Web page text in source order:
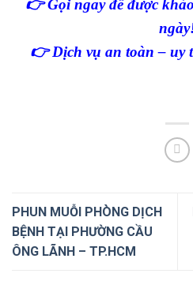
👉 Gọi ngay để được
👉 Dịch vụ an toàn – uy
PHUN MUỖI PHÒNG DỊCH
BỆNH TẠI PHƯỜNG CẦU
ÔNG LÃNH – TP.HCM